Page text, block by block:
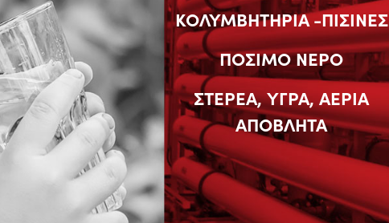
ΚΟΛΥΜΒΗΤΗΡΙΑ -ΠΙΣΙΝΕΣ
ΠΟΣΙΜΟ ΝΕΡΟ
ΣΤΕΡΕΑ, ΥΓΡΑ, ΑΕΡΙΑ
ΑΠΟΒΛΗΤΑ